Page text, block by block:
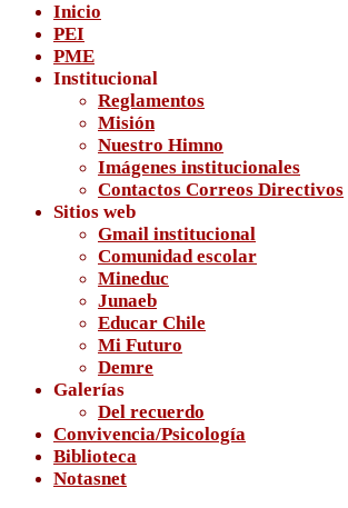
Menu
Inicio
PEI
PME
Institucional
Reglamentos
Misión
Nuestro Himno
Imágenes institucionales
Contactos Correos Directivos
Sitios web
Gmail institucional
Comunidad escolar
Mineduc
Junaeb
Educar Chile
Mi Futuro
Demre
Galerías
Del recuerdo
Convivencia/Psicología
Biblioteca
Notasnet